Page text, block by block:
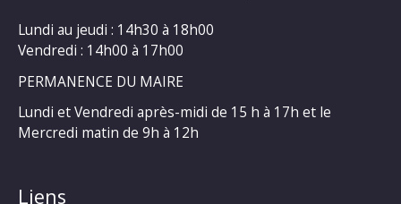
Lundi au jeudi : 14h30 à 18h00
Vendredi : 14h00 à 17h00
PERMANENCE DU MAIRE
Lundi et Vendredi après-midi de 15 h à 17h et le
Mercredi matin de 9h à 12h
Liens